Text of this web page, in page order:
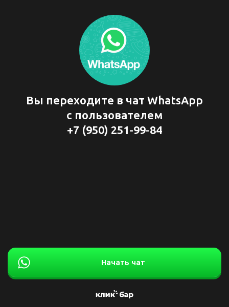
Вы переходите в чат WhatsApp
с пользователем
+7 (950) 251-99-84
Начать чат